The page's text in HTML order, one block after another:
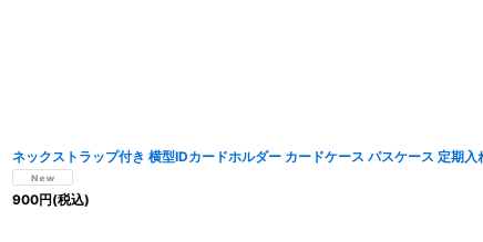
ネックストラップ付き 横型IDカードホルダー カードケース パスケース 定期入
900円(税込)